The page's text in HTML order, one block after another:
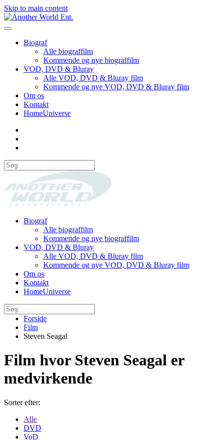
Skip to main content
Biograf
Alle biograffilm
Kommende og nye biograffilm
VOD, DVD & Bluray
Alle VOD, DVD & Bluray film
Kommende og nye VOD, DVD & Bluray film
Om os
Kontakt
HomeUniverse
Biograf
Alle biograffilm
Kommende og nye biograffilm
VOD, DVD & Bluray
Alle VOD, DVD & Bluray film
Kommende og nye VOD, DVD & Bluray film
Om os
Kontakt
HomeUniverse
Forside
Film
Steven Seagal
Film hvor Steven Seagal er
medvirkende
Sorter efter:
Alle
DVD
VoD